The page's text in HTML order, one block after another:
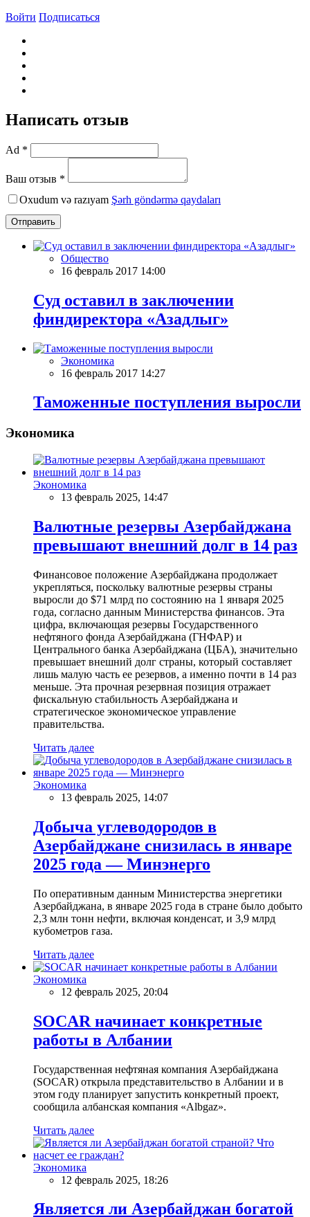
Войти Подписаться
Написать отзыв
Ad *
Ваш отзыв *
Oxudum və razıyam Şərh göndərmə qaydaları
Отправить
Общество
16 февраль 2017 14:00
Cуд оставил в заключении
финдиректора «Азадлыг»
Экономика
16 февраль 2017 14:27
Таможенные поступления выросли
Экономика
Экономика
13 февраль 2025, 14:47
Валютные резервы Азербайджана
превышают внешний долг в 14 раз
Финансовое положение Азербайджана продолжает
укрепляться, поскольку валютные резервы страны
выросли до $71 млрд по состоянию на 1 января 2025
года, согласно данным Министерства финансов. Эта
цифра, включающая резервы Государственного
нефтяного фонда Азербайджана (ГНФАР) и
Центрального банка Азербайджана (ЦБА), значительно
превышает внешний долг страны, который составляет
лишь малую часть ее резервов, а именно почти в 14 раз
меньше. Эта прочная резервная позиция отражает
фискальную стабильность Азербайджана и
стратегическое экономическое управление
правительства.
Читать далее
Экономика
13 февраль 2025, 14:07
Добыча углеводородов в
Азербайджане снизилась в январе
2025 года — Минэнерго
По оперативным данным Министерства энергетики
Азербайджана, в январе 2025 года в стране было добыто
2,3 млн тонн нефти, включая конденсат, и 3,9 млрд
кубометров газа.
Читать далее
Экономика
12 февраль 2025, 20:04
SOCAR начинает конкретные
работы в Албании
Государственная нефтяная компания Азербайджана
(SOCAR) открыла представительство в Албании и в
этом году планирует запустить конкретный проект,
сообщила албанская компания «Albgaz».
Читать далее
Экономика
12 февраль 2025, 18:26
Является ли Азербайджан богатой